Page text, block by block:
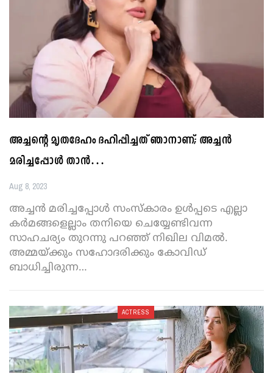
അച്ചന്റെ മൃതദേഹം ദഹിപ്പിച്ചത് ഞാനാണ്; അച്ചൻ
മരിച്ചപ്പോൾ താൻ…
Aug 8, 2023
അച്ചൻ മരിച്ചപ്പോൾ സംസ്കാരം ഉൾപ്പടെ എല്ലാ
കർമങ്ങളെല്ലാം തനിയെ ചെയ്യേണ്ടിവന്ന
സാഹചര്യം തുറന്നു പറഞ്ഞ് നിഖില വിമൽ.
അമ്മയ്ക്കും സഹോദരിക്കും കോവിഡ്
ബാധിച്ചിരുന്ന…
ACTRESS